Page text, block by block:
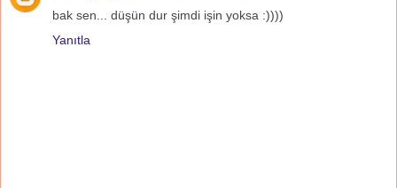
bak sen... düşün dur şimdi işin yoksa :))))
Yanıtla